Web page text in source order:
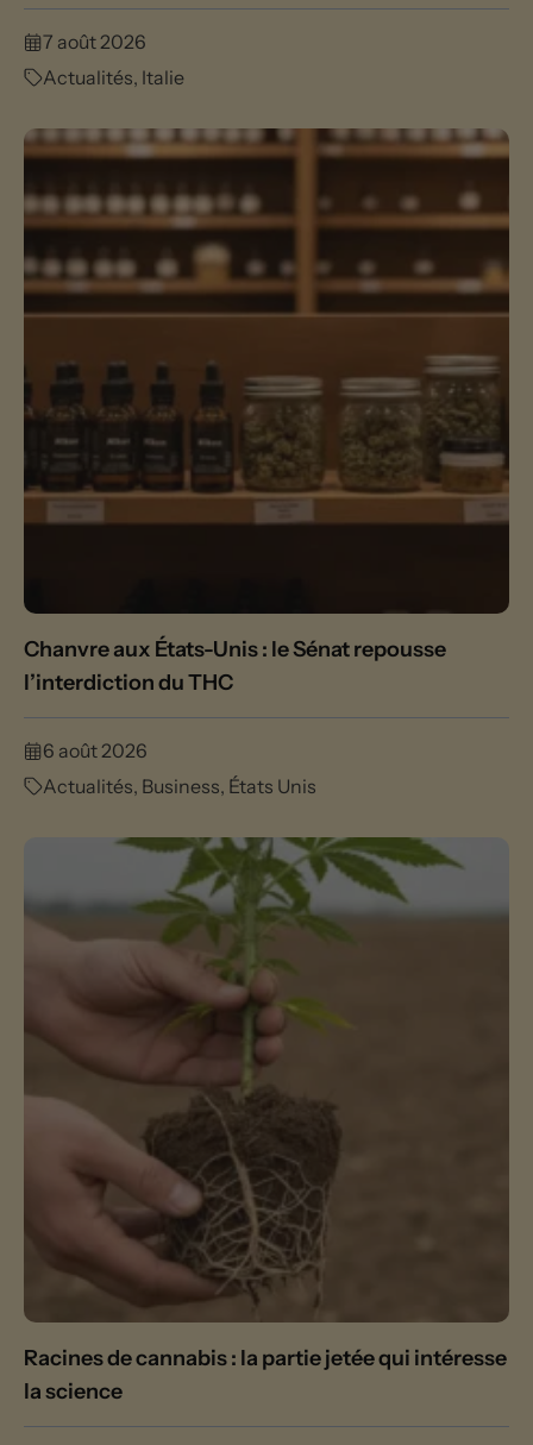
7 août 2026
Actualités, Italie
Chanvre aux États-Unis : le Sénat repousse
l’interdiction du THC
6 août 2026
Actualités, Business, États Unis
Racines de cannabis : la partie jetée qui intéresse
la science